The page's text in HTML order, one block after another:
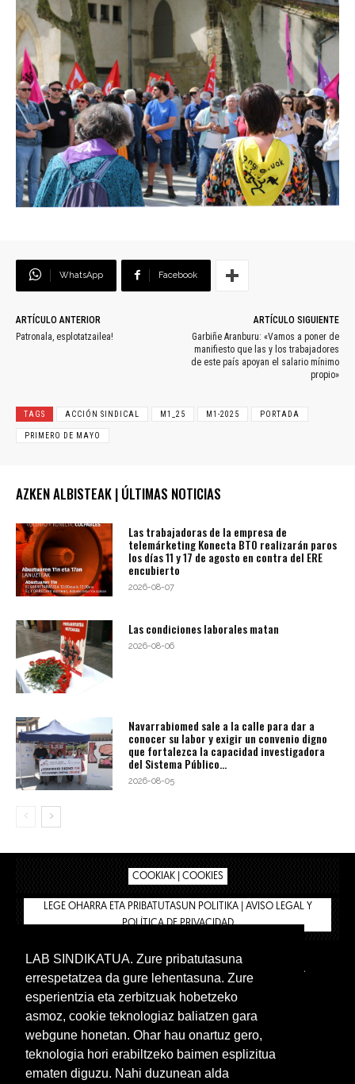
WhatsApp Facebook
ARTÍCULO ANTERIOR
Patronala, esplotatzailea!
ARTÍCULO SIGUIENTE
Garbiñe Aranburu: «Vamos a poner de
manifiesto que las y los trabajadores
de este país apoyan el salario mínimo
propio»
TAGS ACCIÓN SINDICAL M1_25 M1-2025 PORTADA
PRIMERO DE MAYO
AZKEN ALBISTEAK | ÚLTIMAS NOTICIAS
Las trabajadoras de la empresa de
telemárketing Konecta BTO realizarán paros
los días 11 y 17 de agosto en contra del ERE
encubierto
2026-08-07
Las condiciones laborales matan
2026-08-06
Navarrabiomed sale a la calle para dar a
conocer su labor y exigir un convenio digno
que fortalezca la capacidad investigadora
del Sistema Público...
2026-08-05
COOKIAK | COOKIES
LEGE OHARRA ETA PRIBATUTASUN POLITIKA | AVISO LEGAL Y
POLÍTICA DE PRIVACIDAD
BIZILAN.EUS
TIENDA
INTRANET 🔑
Euskera Castellano
LAB SINDIKATUA. Zure pribatutasuna
errespetatzea da gure lehentasuna. Zure
esperientzia eta zerbitzuak hobetzeko
asmoz, cookie teknologiaz baliatzen gara
webgune honetan. Ohar hau onartuz gero,
teknologia hori erabiltzeko baimen esplizitua
ematen diguzu. Nahi duzunean alda